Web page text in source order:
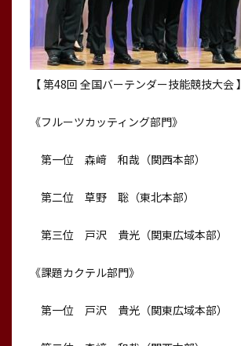
【 第48回 全国バーテンダー技能競技大会 】
《フルーツカッティング部門》
第一位 森﨑 和哉（関西本部）
第二位 草野 聡（東北本部）
第三位 戸沢 貴光（関東広域本部）
《課題カクテル部門》
第一位 戸沢 貴光（関東広域本部）